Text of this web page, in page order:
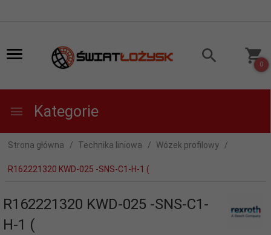
0
Kategorie
Strona główna Technika liniowa Wózek profilowy
R162221320 KWD-025 -SNS-C1-H-1 (
R162221320 KWD-025 -SNS-C1-
H-1 (